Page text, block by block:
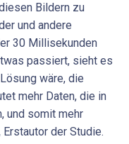
Bildern zu
und andere
30 Millisekunden
passiert, sieht es
wäre, die
mehr Daten, die in
und somit mehr
der Studie.